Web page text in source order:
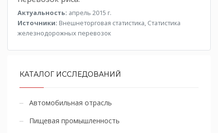
Актуальность: апрель 2015 г.
Источники: Внешнеторговая статистика, Статистика
железнодорожных перевозок
КАТАЛОГ ИССЛЕДОВАНИЙ
Автомобильная отрасль
Пищевая промышленность